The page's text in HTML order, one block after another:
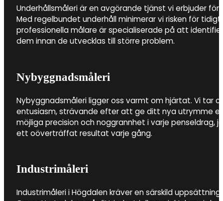
Underhållsmåleri är en avgörande tjänst vi erbjuder
Med regelbundet underhåll minimerar vi risken för
professionella målare är specialiserade på att
dem innan de utvecklas till större problem.
Nybyggnadsmåleri
Nybyggnadsmåleri ligger oss varmt om hjärtat. Vi tar
entusiasm, strävande efter att ge ditt nya utrymme
möjliga precision och noggrannhet i varje
ett oöverträffat resultat varje gång.
Industrimåleri
Industrimåleri i Högdalen kräver en särskild